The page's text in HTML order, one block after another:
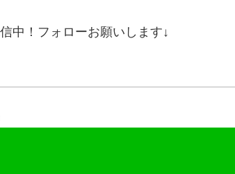
中！フォローお願いします↓